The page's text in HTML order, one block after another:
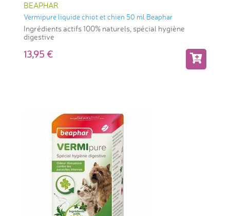
BEAPHAR
Vermipure liquide chiot et chien 50 ml Beaphar
Ingrédients actifs 100% naturels, spécial hygiène
digestive
13,95